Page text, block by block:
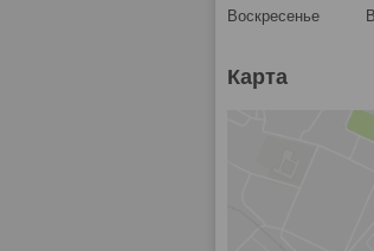
Воскресенье
Карта